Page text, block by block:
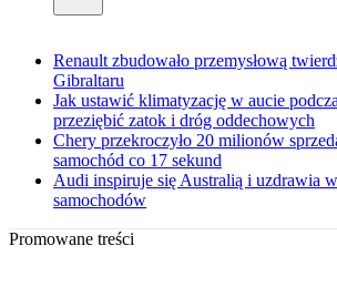
Renault zbudowało przemysłową
Gibraltaru
Jak ustawić klimatyzację w aucie
przeziębić zatok i dróg oddechowych
Chery przekroczyło 20 milionów
samochód co 17 sekund
Audi inspiruje się Australią i uzdrawia
samochodów
Promowane treści